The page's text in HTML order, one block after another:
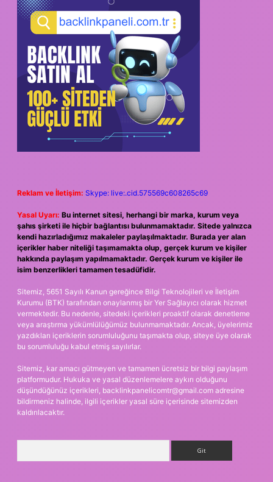
Reklam ve İletişim: Skype: live:.cid.575569c608265c69
Yasal Uyarı: Bu internet sitesi, herhangi bir marka, kurum veya
şahıs şirketi ile hiçbir bağlantısı bulunmamaktadır. Sitede yalnızca
kendi hazırladığımız makaleler paylaşılmaktadır. Burada yer alan
içerikler haber niteliği taşımamakta olup, gerçek kurum ve kişiler
hakkında paylaşım yapılmamaktadır. Gerçek kurum ve kişiler ile
isim benzerlikleri tamamen tesadüfidir.
Sitemiz, 5651 Sayılı Kanun gereğince Bilgi Teknolojileri ve İletişim
Kurumu (BTK) tarafından onaylanmış bir Yer Sağlayıcı olarak hizmet
vermektedir. Bu nedenle, sitedeki içerikleri proaktif olarak denetleme
veya araştırma yükümlülüğümüz bulunmamaktadır. Ancak, üyelerimiz
yazdıkları içeriklerin sorumluluğunu taşımakta olup, siteye üye olarak
bu sorumluluğu kabul etmiş sayılırlar.
Sitemiz, kar amacı gütmeyen ve tamamen ücretsiz bir bilgi paylaşım
platformudur. Hukuka ve yasal düzenlemelere aykırı olduğunu
düşündüğünüz içerikleri, backlinkpanelicomtr@gmail.com adresine
bildirmeniz halinde, ilgili içerikler yasal süre içerisinde sitemizden
kaldırılacaktır.